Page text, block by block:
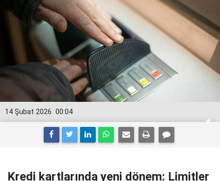
00:04
14 Şubat 2026
Kredi kartlarında yeni dönem: Limitler